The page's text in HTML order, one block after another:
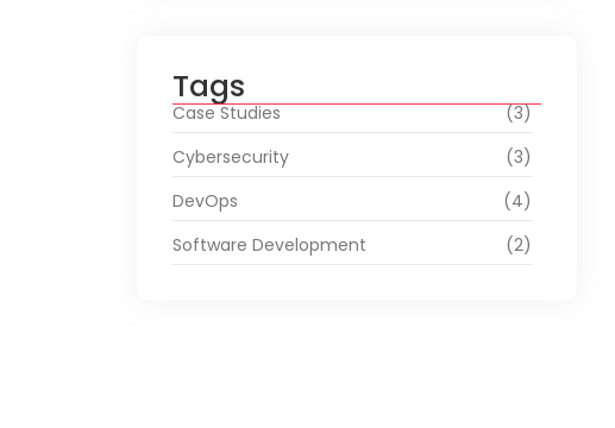
Tags
Case Studies
(3)
Cybersecurity
(3)
DevOps
(4)
Software Development
(2)